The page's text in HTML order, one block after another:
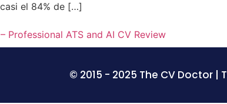
el 84% de […]
© 2015 - 2025 The CV Doctor